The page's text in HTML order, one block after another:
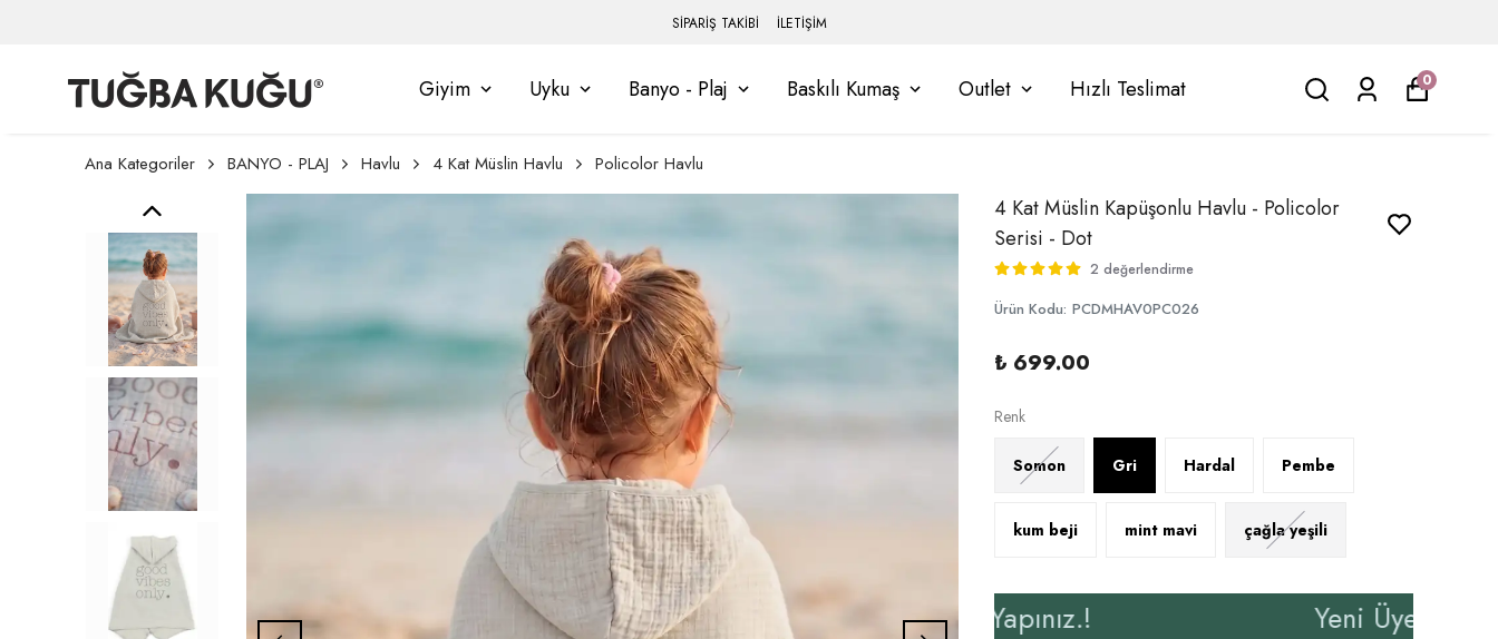
SİPARİŞ TAKİBİ İLETİŞİM
Giyim Uyku Banyo - Plaj Baskılı Kumaş Outlet Hızlı Teslimat 0
Ana Kategoriler BANYO - PLAJ Havlu 4 Kat Müslin Havlu Policolor Havlu
4 Kat Müslin Kapüşonlu Havlu - Policolor
Serisi - Dot
2 değerlendirme
Ürün Kodu: PCDMHAV0PC026
₺ 699.00
Renk
Somon Gri Hardal Pembe
kum beji mint mavi çağla yeşili
İçin Üyelik İşleminizi Tamamlayınız, Üye İseniz Hesabınıza Giriş Yapınız.! Yeni Üyelere Özel 50₺